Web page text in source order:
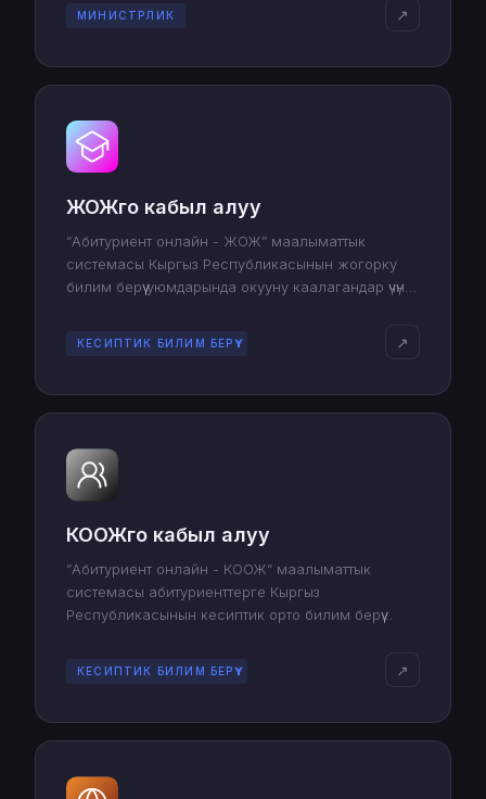
менен өз ара аракеттенүүсүнүн куралы.
МИНИСТРЛИК ↗
ЖОЖго кабыл алуу
”Абитуриент онлайн - ЖОЖ” маалыматтык
системасы Кыргыз Республикасынын жогорку
билим берүү уюмдарында окууну каалагандар үчүн
верификациялоо процессин жөнөкөйлөтөт.
КЕСИПТИК БИЛИМ БЕРҮҮ ↗
КООЖго кабыл алуу
”Абитуриент онлайн - КООЖ” маалыматтык
системасы абитуриенттерге Кыргыз
Республикасынын кесиптик орто билим берүү
түрдө катышуу мүмкүнчүлүгүн ачат.
КЕСИПТИК БИЛИМ БЕРҮҮ ↗